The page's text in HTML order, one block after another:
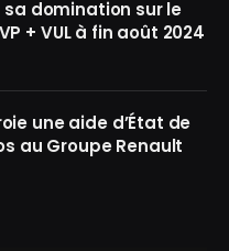
domination sur le
+ VUL à fin août 2024
une aide d’État de
au Groupe Renault